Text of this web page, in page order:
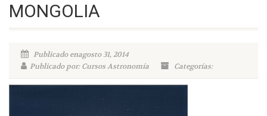
MONGOLIA
Publicado enagosto 31, 2014
Publicado por: Cursos Astronomía
Categorías: